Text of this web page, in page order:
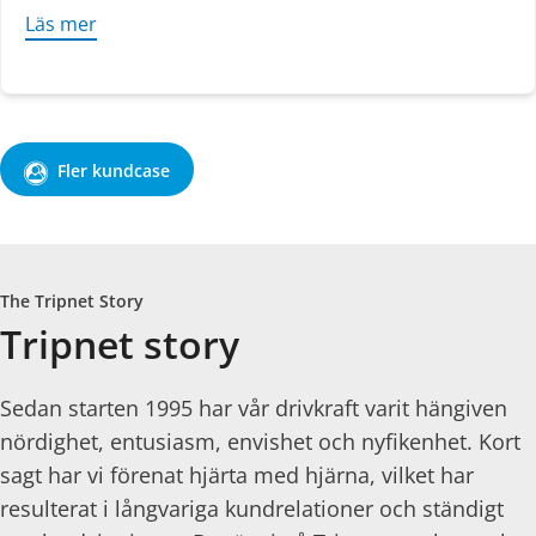
Läs mer
Fler kundcase
The Tripnet Story
Tripnet story
Sedan starten 1995 har vår drivkraft varit hängiven
nördighet, entusiasm, envishet och nyfikenhet. Kort
sagt har vi förenat hjärta med hjärna, vilket har
resulterat i långvariga kundrelationer och ständigt